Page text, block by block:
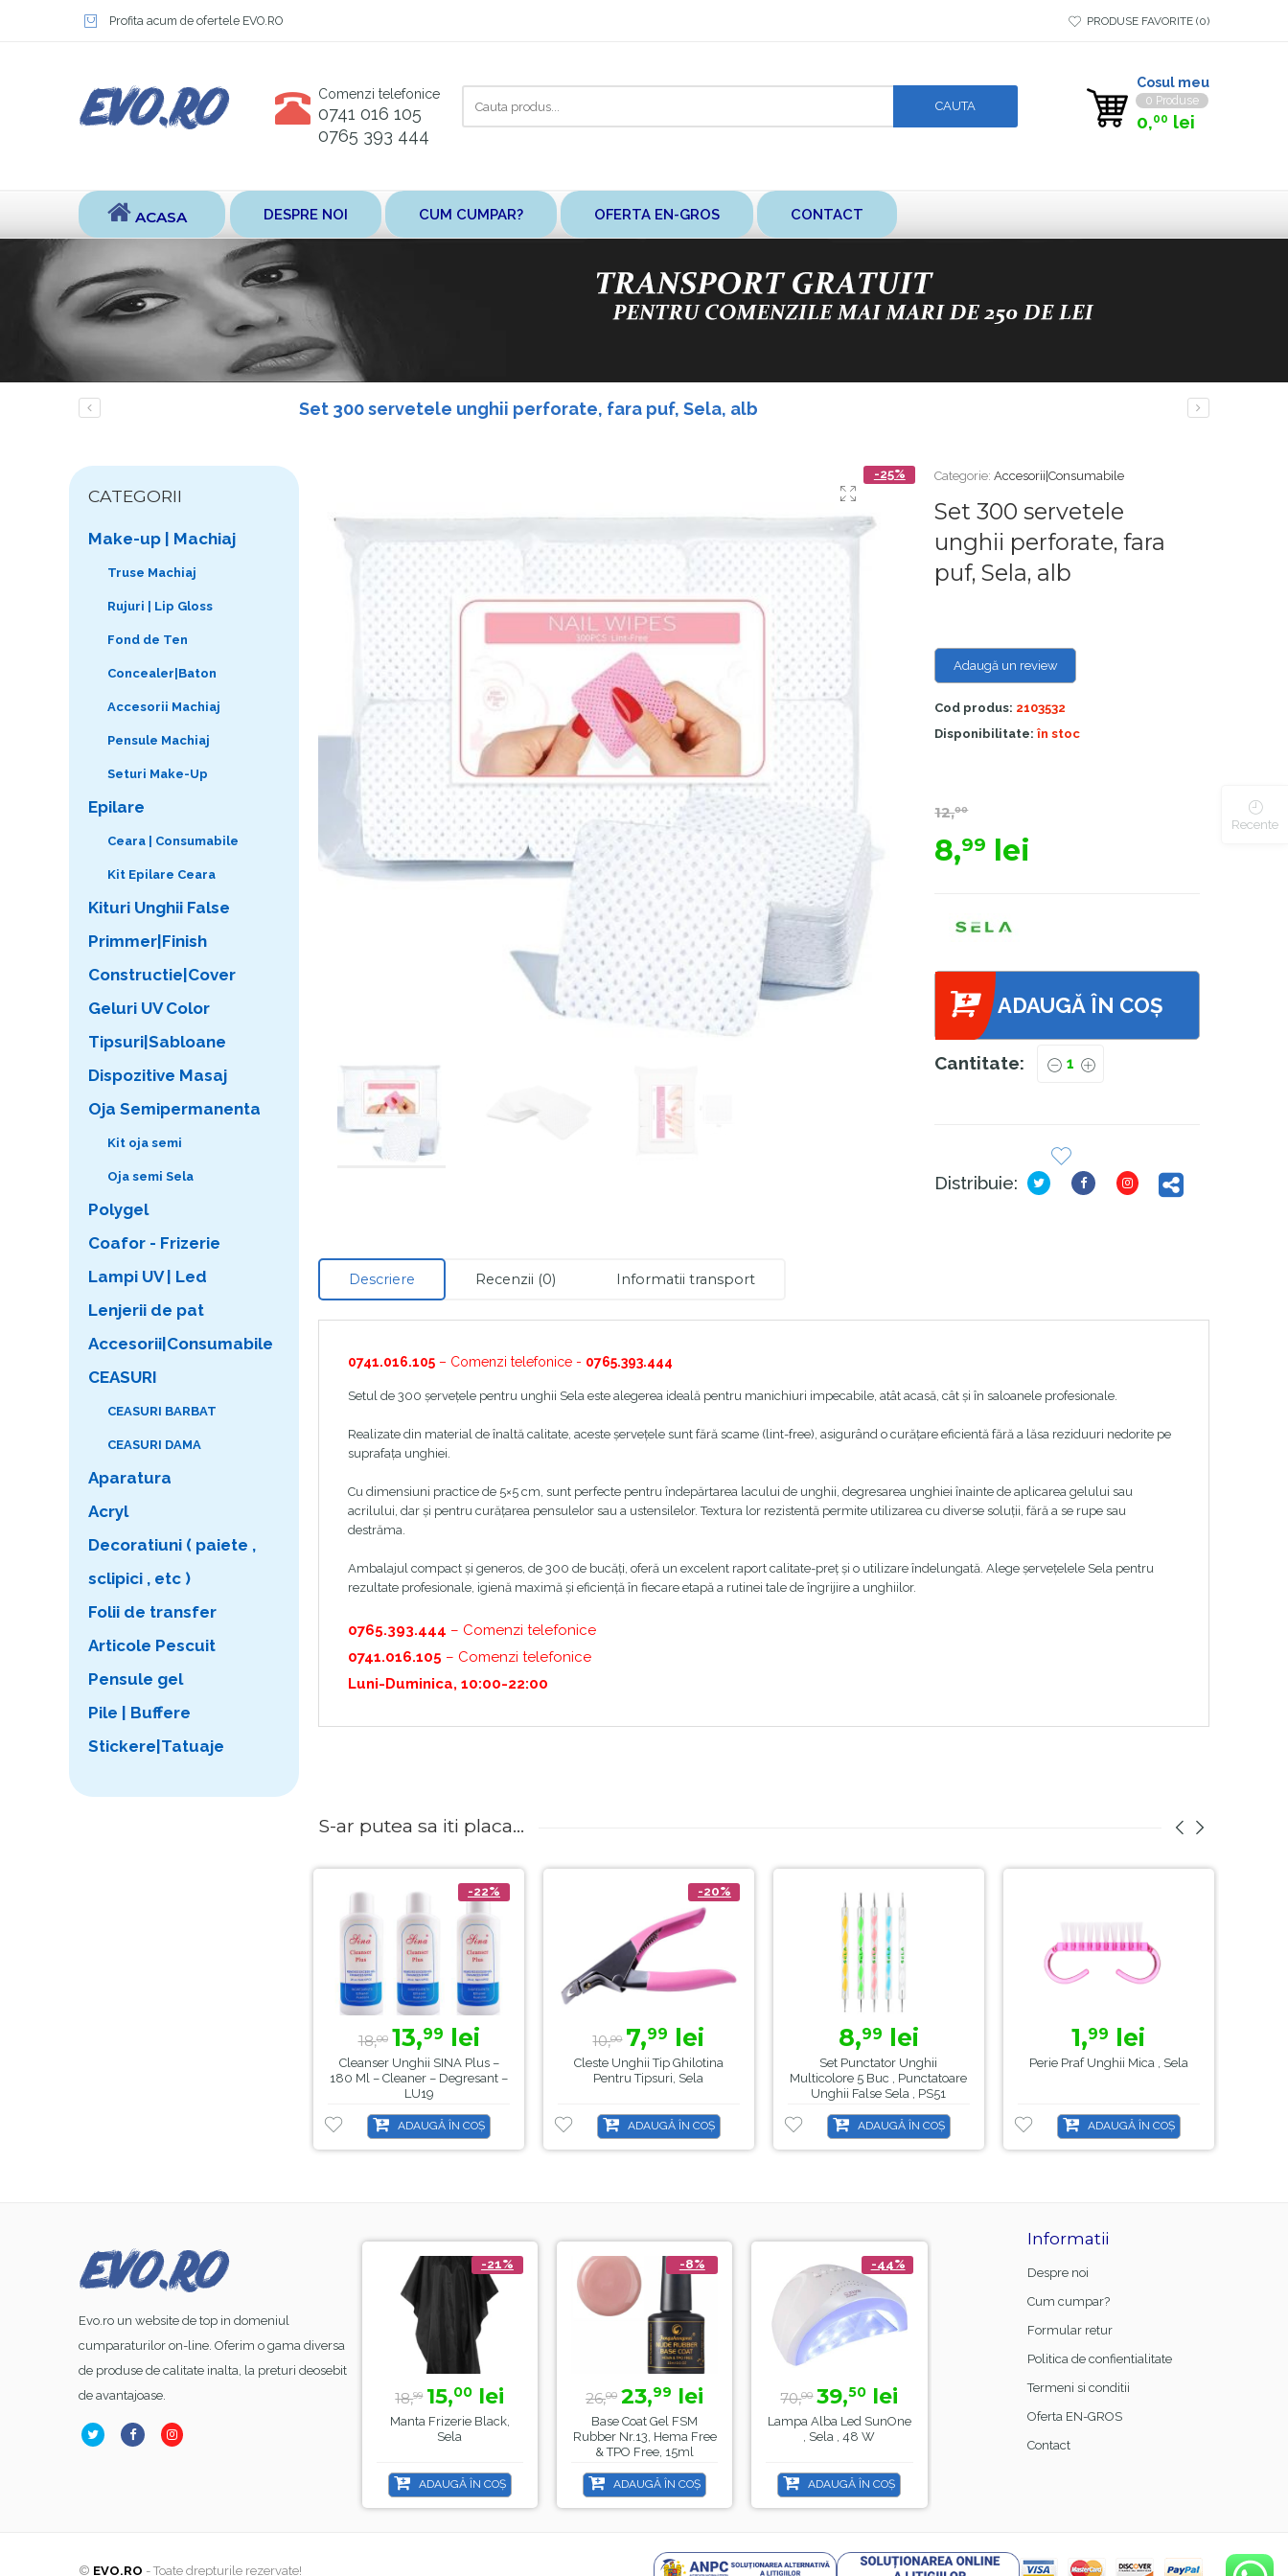
Profita acum de ofertele EVO.RO PRODUSE FAVORITE 0
Comenzi telefonice
0741 016 105
0765 393 444
aici
Cosul meu
0 Produse
0,00 lei
ACASA DESPRE NOI CUM CUMPAR? OFERTA EN-GROS CONTACT
Set 300 servetele unghii perforate, fara puf, Sela, alb
-25% Categorie:Accesorii|Consumabile
Set 300 servetele
unghii perforate, fara
puf, Sela, alb
Adaugă un review
Cod produs: 2103532
Disponibilitate: în stoc
12,00
8,99 lei
ADAUGĂ ÎN COȘ
Cantitate:
Distribuie:
Descriere Recenzii (0) Informatii transport
0741.016.105 – Comenzi telefonice - 0765.393.444
Setul de 300 șervețele pentru unghii Sela este alegerea ideală pentru manichiuri impecabile, atât acasă, cât și în saloanele profesionale.
Realizate din material de înaltă calitate, aceste șervețele sunt fără scame (lint-free), asigurând o curățare eficientă fără a lăsa reziduuri nedorite pe
suprafața unghiei.
Cu dimensiuni practice de 5×5 cm, sunt perfecte pentru îndepărtarea lacului de unghii, degresarea unghiei înainte de aplicarea gelului sau
acrilului, dar și pentru curățarea pensulelor sau a ustensilelor. Textura lor rezistentă permite utilizarea cu diverse soluții, fără a se rupe sau
destrăma.
Ambalajul compact și generos, de 300 de bucăți, oferă un excelent raport calitate-preț și o utilizare îndelungată. Alege șervețelele Sela pentru
rezultate profesionale, igienă maximă și eficiență în fiecare etapă a rutinei tale de îngrijire a unghiilor.
0765.393.444 – Comenzi telefonice
0741.016.105 – Comenzi telefonice
Luni-Duminica, 10:00-22:00
S-ar putea sa iti placa...
-22%
18,00 13,99 lei
Cleanser Unghii SINA Plus –
180 Ml – Cleaner – Degresant –
LU19
ADAUGĂ ÎN COȘ
-20%
10,00 7,99 lei
Cleste Unghii Tip Ghilotina
Pentru Tipsuri, Sela
ADAUGĂ ÎN COȘ
8,99 lei
Set Punctator Unghii
Multicolore 5 Buc , Punctatoare
Unghii False Sela , PS51
ADAUGĂ ÎN COȘ
1,99 lei
Perie Praf Unghii Mica , Sela
ADAUGĂ ÎN COȘ
CATEGORII
Make-up | Machiaj
Truse Machiaj
Rujuri | Lip Gloss
Fond de Ten
Concealer|Baton
Accesorii Machiaj
Pensule Machiaj
Seturi Make-Up
Epilare
Ceara | Consumabile
Kit Epilare Ceara
Kituri Unghii False
Primmer|Finish
Constructie|Cover
Geluri UV Color
Tipsuri|Sabloane
Dispozitive Masaj
Oja Semipermanenta
Kit oja semi
Oja semi Sela
Polygel
Coafor - Frizerie
Lampi UV | Led
Lenjerii de pat
Accesorii|Consumabile
CEASURI
CEASURI BARBAT
CEASURI DAMA
Aparatura
Acryl
Decoratiuni ( paiete ,
sclipici , etc )
Folii de transfer
Articole Pescuit
Pensule gel
Pile | Buffere
Stickere|Tatuaje
Evo.ro un website de top in domeniul
cumparaturilor on-line. Oferim o gama diversa
de produse de calitate inalta, la preturi deosebit
de avantajoase.
-8%
99lei
Base Coat Gel FSM
Nr.13, Hema Free
-21%
18,99 15,00 lei
Manta Frizerie Black,
Sela
ADAUGĂ ÎN COȘ
-8%
26,00 23,99 lei
Base Coat Gel FSM
Rubber Nr.13, Hema Free
& TPO Free, 15ml
ADAUGĂ ÎN COȘ
-44%
70,00 39,50 lei
Lampa Alba Led SunOne
, Sela , 48 W
ADAUGĂ ÎN COȘ
-21%
15,00lei
Manta Frizerie Black,
Informatii
Despre noi
Cum cumpar?
Formular retur
Politica de confientialitate
Termeni si conditii
Oferta EN-GROS
Contact
© EVO.RO - Toate drepturile rezervate!
Recente